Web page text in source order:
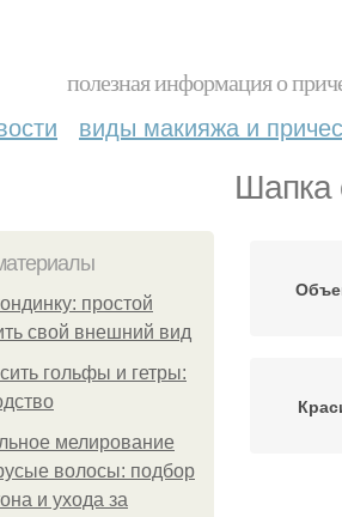
полезная информация о
виды макияжа и
Шапка
простой
свой внешний вид
гольфы и гетры:
мелирование
волосы: подбор
и ухода за